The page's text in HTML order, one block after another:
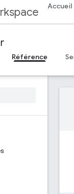
Accueil
Référence